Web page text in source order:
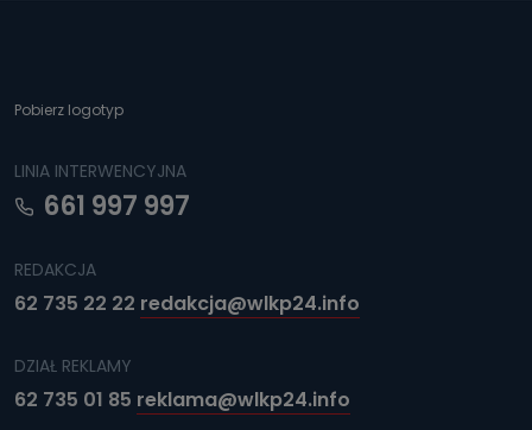
Pobierz logotyp
LINIA INTERWENCYJNA
661 997 997
REDAKCJA
62 735 22 22 redakcja@wlkp24.info
DZIAŁ REKLAMY
62 735 01 85 reklama@wlkp24.info